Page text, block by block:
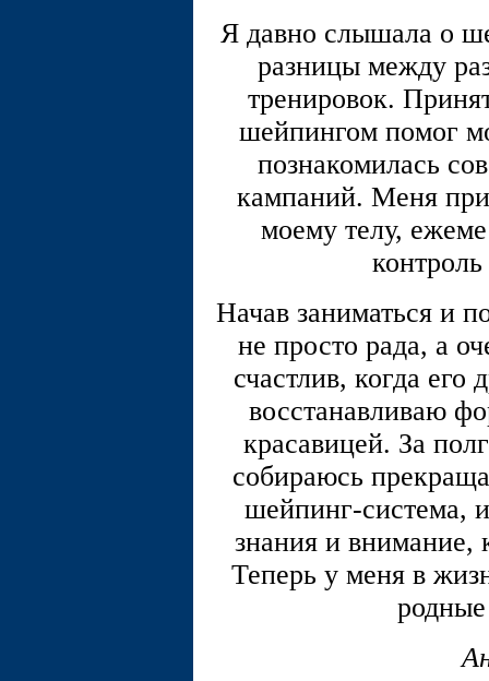
Я давно слышала о
разницы между
тренировок.
шейпингом помог
познакомилась
кампаний. Меня
моему телу,
Начав заниматься и
не просто рада, а
счастлив, когда его
восстанавливаю
красавицей. За
собираюсь
шейпинг-система,
знания и внимание,
Теперь у меня в